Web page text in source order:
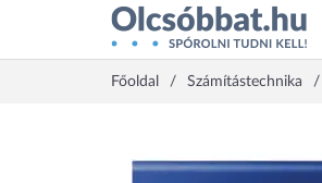
Főoldal Számítástechnika